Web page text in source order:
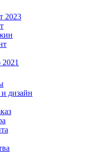
2023
дизайн